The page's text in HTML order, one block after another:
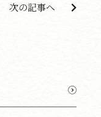
次の記事へ